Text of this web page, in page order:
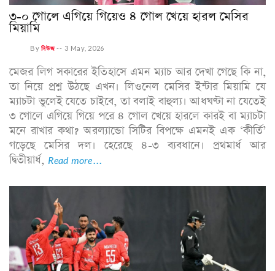
৩-০ গোলে এগিয়ে গিয়েও ৪ গোল খেয়ে হারল মেসির
মিয়ামি
Byনিউজ -- 3 May, 2026
মেজর লিগ সকারের ইতিহাসে এমন ম্যাচ আর দেখা গেছে কি না,
তা নিয়ে প্রশ্ন উঠছে এখন। লিওনেল মেসির ইন্টার মিয়ামি যে
ম্যাচটা ভুলেই যেতে চাইবে, তা বলাই বাহুল্য। আধঘণ্টা না যেতেই
৩ গোলে এগিয়ে গিয়ে পরে ৪ গোল খেয়ে হারলে কারই বা ম্যাচটা
মনে রাখার কথা? অরল্যান্ডো সিটির বিপক্ষে এমনই এক ‘কীর্তি’
গড়েছে মেসির দল। হেরেছে ৪-৩ ব্যবধানে। প্রথমার্ধ আর
দ্বিতীয়ার্ধ, Read more...